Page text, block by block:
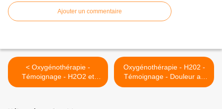
Ajouter un commentaire
< Oxygénothérapie -
Témoignage - H2O2 et
chimio
Oxygénothérapie - H202 -
Témoignage - Douleur au
coude >